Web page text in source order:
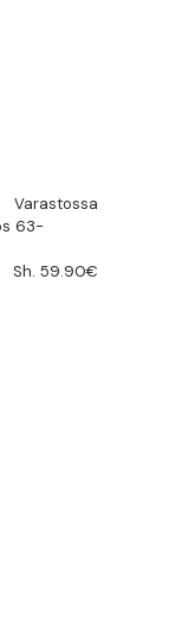
Varastossa
63-
Sh. 59.90€